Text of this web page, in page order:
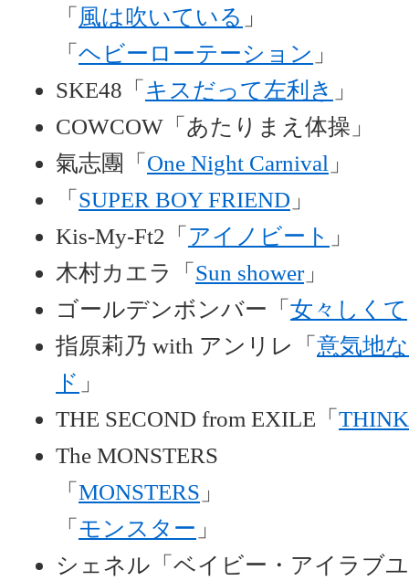
「 風は吹いている 」
「 ヘビーローテーション 」
SKE48「 キスだって左利き 」
COWCOW「あたりまえ体操」
氣志團「 One Night Carnival 」
「 SUPER BOY FRIEND 」
Kis-My-Ft2「 アイノビート 」
木村カエラ「 Sun shower」
ゴールデンボンバー「 女々しくて
指原莉乃 with アンリレ「 意気地
ド 」
THE SECOND from EXILE「
The MONSTERS
「 MONSTERS 」
「 モンスター 」
シェネル「ベイビー・アイラブ